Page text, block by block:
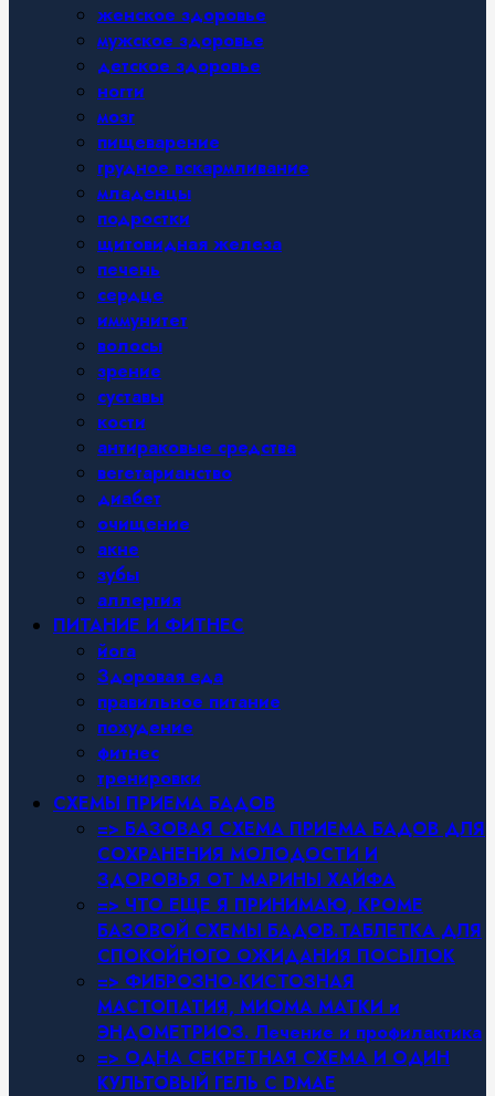
женское здоровье
мужское здоровье
детское здоровье
ногти
мозг
пищеварение
грудное вскармливание
младенцы
подростки
щитовидная железа
печень
сердце
иммунитет
волосы
зрение
суставы
кости
антираковые средства
вегетарианство
диабет
очищение
акне
зубы
аллергия
ПИТАНИЕ И ФИТНЕС
йога
Здоровая еда
правильное питание
похудение
фитнес
тренировки
СХЕМЫ ПРИЕМА БАДОВ
=> БАЗОВАЯ СХЕМА ПРИЕМА БАДОВ ДЛЯ
СОХРАНЕНИЯ МОЛОДОСТИ И
ЗДОРОВЬЯ ОТ МАРИНЫ ХАЙФА
=> ЧТО ЕЩЕ Я ПРИНИМАЮ, КРОМЕ
БАЗОВОЙ СХЕМЫ БАДОВ.ТАБЛЕТКА ДЛЯ
СПОКОЙНОГО ОЖИДАНИЯ ПОСЫЛОК
=> ФИБРОЗНО-КИСТОЗНАЯ
МАСТОПАТИЯ, МИОМА МАТКИ и
ЭНДОМЕТРИОЗ. Лечение и профилактика
=> ОДНА СЕКРЕТНАЯ СХЕМА И ОДИН
КУЛЬТОВЫЙ ГЕЛЬ С DMAE